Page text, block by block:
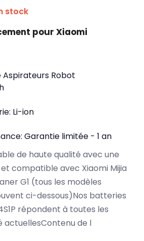
stock
pour Xiaomi
Aspirateurs Robot
Li-ion
Garantie limitée - 1 an
de haute qualité avec une
compatible avec Xiaomi Mijia
G1 (tous les modèles
ci-dessous)Nos batteries
répondent à toutes les
actuellesContenu de l